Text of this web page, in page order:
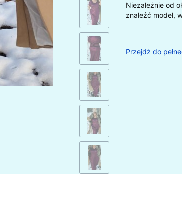
Niezależnie od
znaleźć model,
Przejdź do